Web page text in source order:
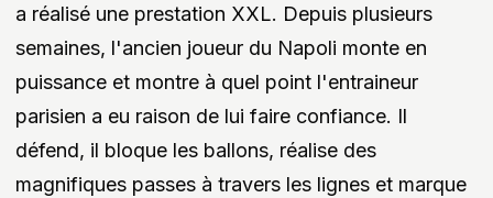
a réalisé une prestation XXL. Depuis plusieurs
semaines, l'ancien joueur du Napoli monte en
puissance et montre à quel point l'entraineur
parisien a eu raison de lui faire confiance. Il
défend, il bloque les ballons, réalise des
magnifiques passes à travers les lignes et marque